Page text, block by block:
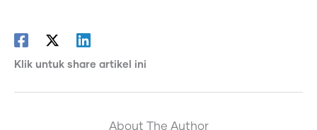
Klik untuk share artikel ini
About The Author